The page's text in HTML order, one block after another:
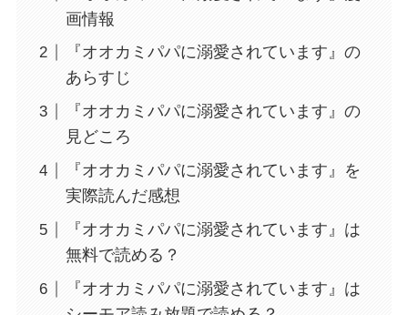
画情報
『オオカミパパに溺愛されています』の
あらすじ
『オオカミパパに溺愛されています』の
見どころ
『オオカミパパに溺愛されています』を
実際読んだ感想
『オオカミパパに溺愛されています』は
無料で読める？
『オオカミパパに溺愛されています』は